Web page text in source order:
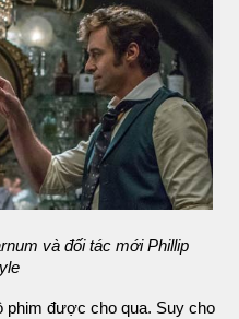
và đối tác mới Phillip
phim được cho qua. Suy cho